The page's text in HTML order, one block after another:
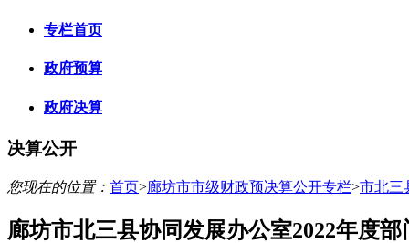
专栏首页
政府预算
政府决算
决算公开
您现在的位置： 首页>廊坊市市级财政预决算公开专栏>市北三
廊坊市北三县协同发展办公室2022年度